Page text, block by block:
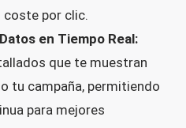
coste por clic.
en Tiempo Real:
que te muestran
tu campaña, permitiendo
para mejores